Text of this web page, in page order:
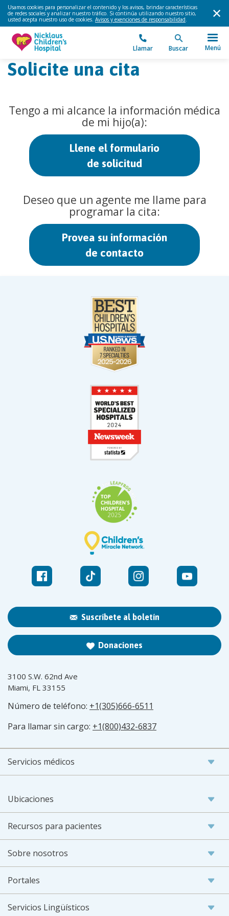
Usamos cookies para personalizar el contenido y los avisos, brindar características
de redes sociales y analizar nuestro tráfico. Si continúa utilizando nuestro sitio,
usted acepta nuestro uso de cookies. Avisos y exenciones de responsabilidad.
Llamar Buscar Menú
Solicite una cita
Tengo a mi alcance la información médica
de mi hijo(a):
Llene el formulario
de solicitud
Deseo que un agente me llame para
programar la cita:
Provea su información
de contacto
Suscríbete al boletín
Donaciones
3100 S.W. 62nd Ave
Miami, FL 33155
Número de teléfono: +1(305)666-6511
Para llamar sin cargo: +1(800)432-6837
Servicios médicos
Ubicaciones
Recursos para pacientes
Sobre nosotros
Portales
Servicios Lingüísticos